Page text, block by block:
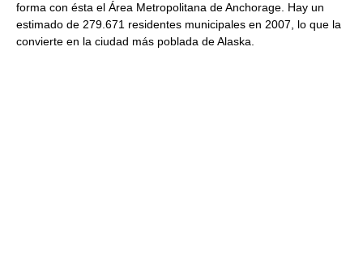
forma con ésta el Área Metropolitana de Anchorage. Hay un
estimado de 279.671 residentes municipales en 2007, lo que la
convierte en la ciudad más poblada de Alaska.